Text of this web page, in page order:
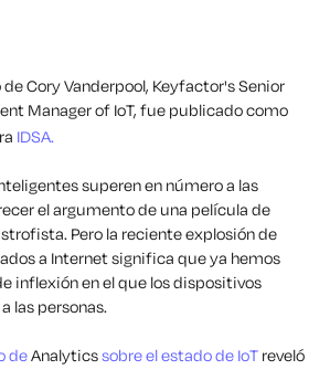
Cory Vanderpool, Keyfactor's Senior
Manager of IoT, fue publicado como
IDSA.
superen en número a las
el argumento de una película de
Pero la reciente explosión de
a Internet significa que ya hemos
inflexión en el que los dispositivos
las personas.
deAnalyticssobre el estado de IoT reveló